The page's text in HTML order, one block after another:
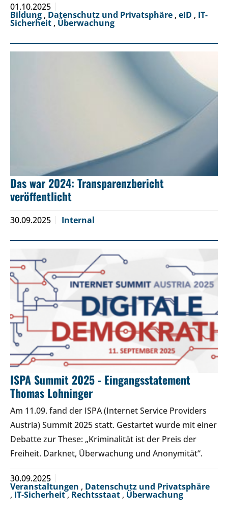
01.10.2025
Bildung , Datenschutz und Privatsphäre , eID , IT-
Sicherheit , Überwachung
Das war 2024: Transparenzbericht
veröffentlicht
30.09.2025 Internal
ISPA Summit 2025 - Eingangsstatement
Thomas Lohninger
Am 11.09. fand der ISPA (Internet Service Providers
Austria) Summit 2025 statt. Gestartet wurde mit einer
Debatte zur These: „Kriminalität ist der Preis der
Freiheit. Darknet, Überwachung und Anonymität“.
30.09.2025
Veranstaltungen , Datenschutz und Privatsphäre
, IT-Sicherheit, Rechtsstaat , Überwachung